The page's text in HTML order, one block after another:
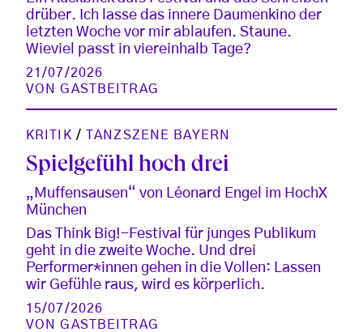
drüber. Ich lasse das innere Daumenkino der
letzten Woche vor mir ablaufen. Staune.
Wieviel passt in viereinhalb Tage?
21/07/2026
VONGASTBEITRAG
KRITIK / TANZSZENE BAYERN
Spielgefühl hoch drei
„Muffensausen“ von Léonard Engel im HochX
München
Das Think Big!-Festival für junges Publikum
geht in die zweite Woche. Und drei
Performer*innen gehen in die Vollen: Lassen
wir Gefühle raus, wird es körperlich.
15/07/2026
VONGASTBEITRAG